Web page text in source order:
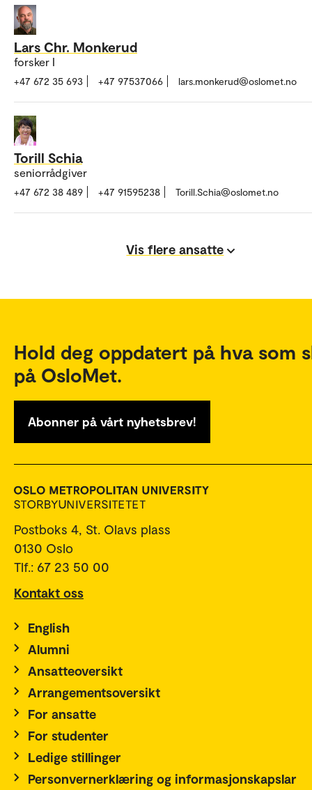
Lars Chr. Monkerud
forsker I
+47 672 35 693 +47 97537066 lars.monkerud@oslomet.no
Torill Schia
seniorrådgiver
+47 672 38 489 +47 91595238 Torill.Schia@oslomet.no
Vis flere ansatte
Hold deg oppdatert på hva som
på OsloMet.
Abonner på vårt nyhetsbrev!
Postboks 4, St. Olavs plass
0130 Oslo
Tlf.: 67 23 50 00
Kontakt oss
English
Alumni
Ansatteoversikt
Arrangementsoversikt
For ansatte
For studenter
Ledige stillinger
Personvernerklæring og informasjonskapslar